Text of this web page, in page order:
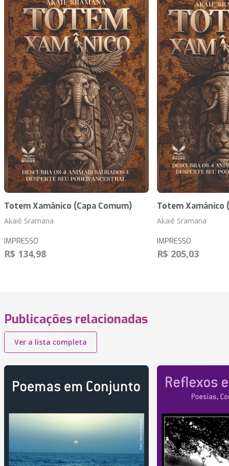
Totem Xamânico (Capa Comum)
Akaiê Sramana
IMPRESSO
R$ 134,98
Totem Xamânico
Akaiê Sramana
IMPRESSO
R$ 205,03
Publicações relacionadas
Ver a lista completa